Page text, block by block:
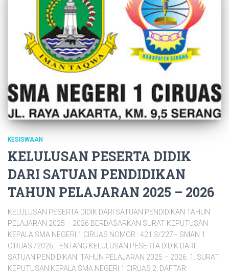
KESISWAAN
KELULUSAN PESERTA DIDIK
DARI SATUAN PENDIDIKAN
TAHUN PELAJARAN 2025 – 2026
KELULUSAN PESERTA DIDIK DARI SATUAN PENDIDIKAN TAHUN
PELAJARAN 2025 – 2026 BERDASARKAN SURAT KEPUTUSAN
KEPALA SMA NEGERI 1 CIRUAS NOMOR : 421.3/227– SMAN 1
CIRUAS /2026 TENTANG KELULUSAN PESERTA DIDIK DARI
SATUAN PENDIDIKAN TAHUN PELAJARAN 2025 – 2026. 1. SURAT
KEPUTUSAN KEPALA SMA NEGERI 1 CIRUAS 2. DAFTAR